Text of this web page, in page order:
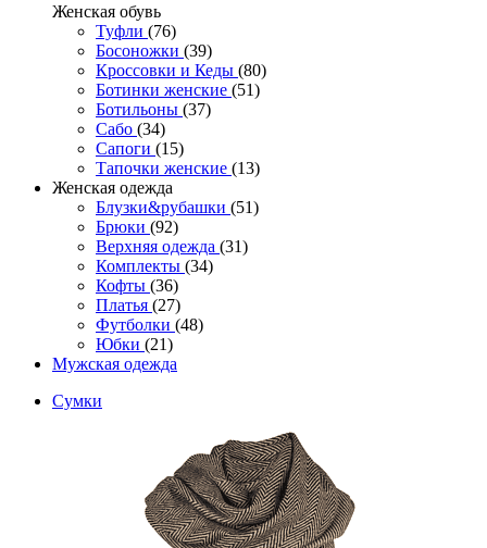
Женcкая обувь
Туфли (76)
Босоножки (39)
Кроссовки и Кеды (80)
Ботинки женские (51)
Ботильоны (37)
Сабо (34)
Сапоги (15)
Тапочки женские (13)
Женская одежда
Блузки&рубашки (51)
Брюки (92)
Верхняя одежда (31)
Комплекты (34)
Кофты (36)
Платья (27)
Футболки (48)
Юбки (21)
Мужская одежда
Сумки